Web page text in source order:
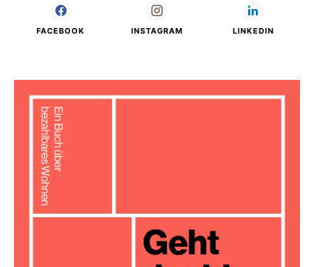
FACEBOOK INSTAGRAM LINKEDIN